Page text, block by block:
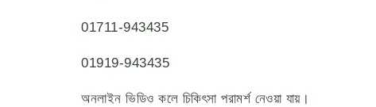
01711-943435
01919-943435
অনলাইন ভিডিও কলে চিকিৎসা পরামর্শ নেওয়া যায়।